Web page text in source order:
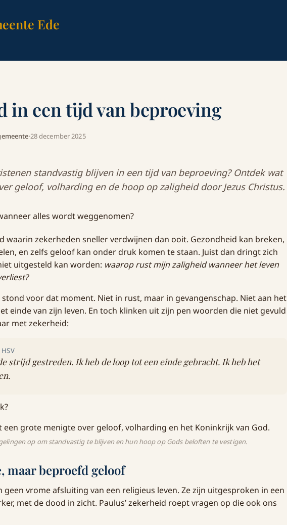
Ede
in een tijd van beproeving
·28 december 2025
standvastig blijven in een tijd van beproeving? Ontdek wat
geloof, volharding en de hoop op zaligheid door Jezus Christus.
alles wordt weggenomen?
waarin zekerheden sneller verdwijnen dan ooit. Gezondheid kan breken,
en zelfs geloof kan onder druk komen te staan. Juist dan dringt zich
uitgesteld kan worden: waarop rust mijn zaligheid wanneer het leven
stond voor dat moment. Niet in rust, maar in gevangenschap. Niet aan het
einde van zijn leven. En toch klinken uit zijn pen woorden die niet gevuld
met zekerheid:
strijd gestreden. Ik heb de loop tot een einde gebracht. Ik heb het
op om standvastig te blijven en hun hoop op Gods beloften te vestigen.
maar beproefd geloof
geen vrome afsluiting van een religieus leven. Ze zijn uitgesproken in een
met de dood in zicht. Paulus’ zekerheid roept vragen op die ook ons